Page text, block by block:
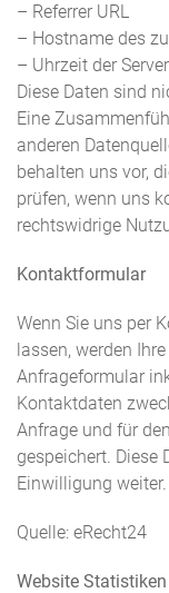
– Referrer URL
– Hostname des
– Uhrzeit der
Diese Daten sind
Eine
anderen
behalten uns vor,
prüfen, wenn uns
rechtswidrige
Kontaktformular
Wenn Sie uns per
lassen, werden
Anfrageformular
Kontaktdaten
Anfrage und für
gespeichert. Diese
Einwilligung weiter.
Quelle: eRecht24
Website Statistiken